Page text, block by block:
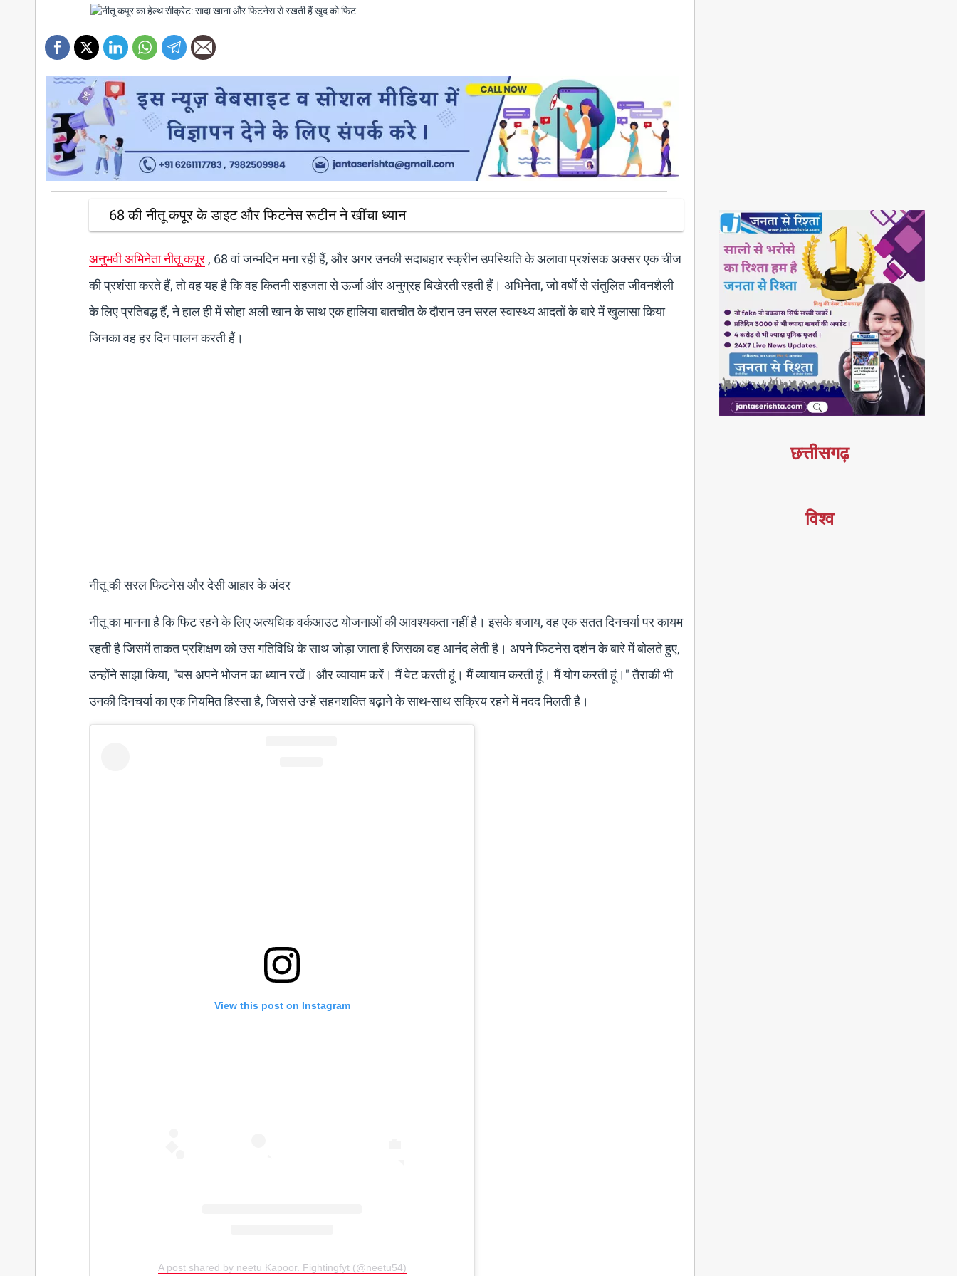
68 की नीतू कपूर के डाइट और फिटनेस रूटीन ने खींचा ध्यान
अनुभवी अभिनेता नीतू कपूर , 68 वां जन्मदिन मना रही हैं, और अगर उनकी सदाबहार स्क्रीन उपस्थिति के अलावा प्रशंसक अक्सर एक चीज
की प्रशंसा करते हैं, तो वह यह है कि वह कितनी सहजता से ऊर्जा और अनुग्रह बिखेरती रहती हैं। अभिनेता, जो वर्षों से संतुलित जीवनशैली
के लिए प्रतिबद्ध हैं, ने हाल ही में सोहा अली खान के साथ एक हालिया बातचीत के दौरान उन सरल स्वास्थ्य आदतों के बारे में खुलासा किया
जिनका वह हर दिन पालन करती हैं।
नीतू की सरल फिटनेस और देसी आहार के अंदर
नीतू का मानना है कि फिट रहने के लिए अत्यधिक वर्कआउट योजनाओं की आवश्यकता नहीं है। इसके बजाय, वह एक सतत दिनचर्या पर कायम
रहती है जिसमें ताकत प्रशिक्षण को उस गतिविधि के साथ जोड़ा जाता है जिसका वह आनंद लेती है। अपने फिटनेस दर्शन के बारे में बोलते हुए,
उन्होंने साझा किया, "बस अपने भोजन का ध्यान रखें। और व्यायाम करें। मैं वेट करती हूं। मैं व्यायाम करती हूं। मैं योग करती हूं।" तैराकी भी
उनकी दिनचर्या का एक नियमित हिस्सा है, जिससे उन्हें सहनशक्ति बढ़ाने के साथ-साथ सक्रिय रहने में मदद मिलती है।
View this post on Instagram
A post shared by neetu Kapoor. Fightingfyt (@neetu54)
छत्तीसगढ़
विश्व